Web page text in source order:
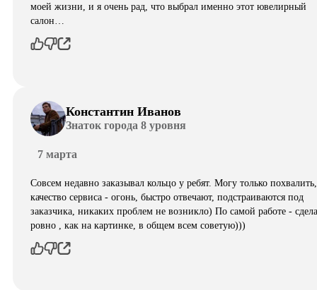
моей жизни, и я очень рад, что выбрал именно этот ювелирный
салон…
Константин Иванов
Знаток города 8 уровня
7 марта
Совсем недавно заказывал кольцо у ребят. Могу только похвалить,
качество сервиса - огонь, быстро отвечают, подстраиваются под
заказчика, никаких проблем не возникло) По самой работе -
ровно , как на картинке, в общем всем советую)))